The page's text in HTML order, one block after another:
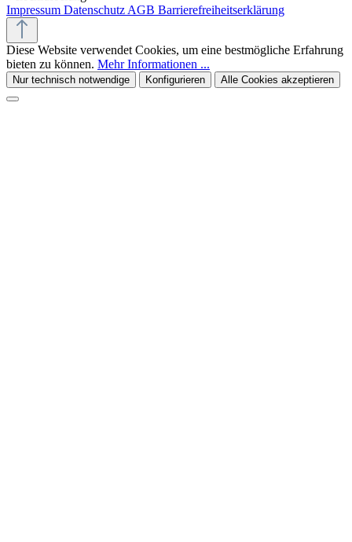
Impressum Datenschutz AGB Barrierefreiheitserklärung
Diese Website verwendet Cookies, um eine bestmögliche Erfahrung
bieten zu können. Mehr Informationen ...
Nur technisch notwendige Konfigurieren Alle Cookies akzeptieren